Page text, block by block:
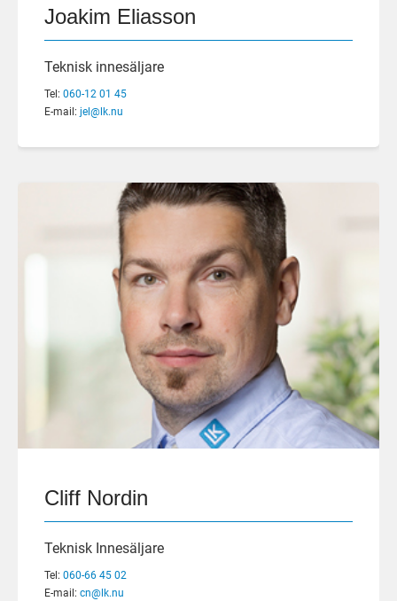
Joakim Eliasson
Teknisk innesäljare
Tel: 060-12 01 45
E-mail: jel@lk.nu
Cliff Nordin
Teknisk Innesäljare
Tel: 060-66 45 02
E-mail: cn@lk.nu